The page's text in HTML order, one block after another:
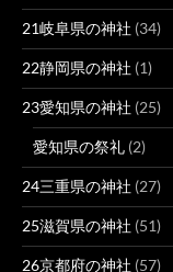
21岐阜県の神社 (34)
22静岡県の神社 (1)
23愛知県の神社 (25)
愛知県の祭礼 (2)
24三重県の神社 (27)
25滋賀県の神社 (51)
26京都府の神社 (57)